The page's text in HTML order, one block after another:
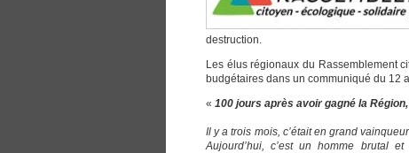
destruction.
Les élus régionaux du Rassemblement
budgétaires dans un communiqué du 12
« 100 jours après avoir gagné la
Il y a trois mois, c’était en grand
Aujourd’hui, c’est un homme brutal